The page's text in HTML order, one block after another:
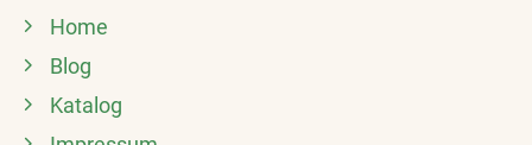
Home
Blog
Katalog